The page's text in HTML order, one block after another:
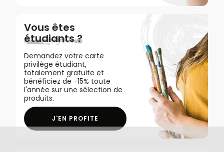
Vous êtes
étudiants ?
Demandez votre carte
privilège étudiant,
totalement gratuite et
bénéficiez de -15% toute
l'année sur une sélection de
produits.
J'EN PROFITE